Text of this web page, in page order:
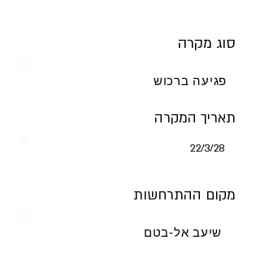
סוג מקרה
פגיעה ברכוש
תאריך המקרה
28‏/3‏/22
מקום ההתרחשות
שיעב אל-בטם